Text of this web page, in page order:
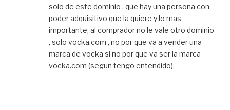
solo de este dominio , que hay una persona con
poder adquisitivo que la quiere y lo mas
importante, al comprador no le vale otro dominio
, solo vocka.com , no por que va a vender una
marca de vocka si no por que va ser la marca
vocka.com (segun tengo entendido).